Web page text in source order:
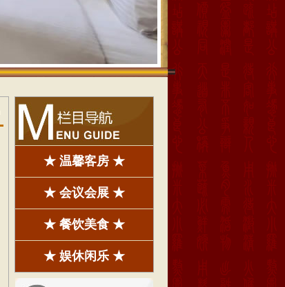
★ 温馨客房 ★
★ 会议会展 ★
★ 餐饮美食 ★
★ 娱休闲乐 ★